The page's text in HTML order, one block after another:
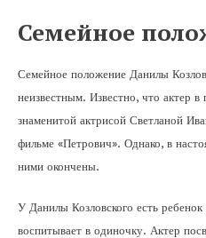
Семейное
Семейное положение Данилы
неизвестным. Известно, что актер
знаменитой актрисой Светланой
фильме «Петрович». Однако, в
ними окончены.
У Данилы Козловского есть
воспитывает в одиночку. Актер